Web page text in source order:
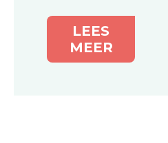
LEES
MEER